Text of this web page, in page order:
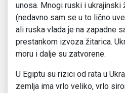
unosa. Mnogi ruski i
(nedavno sam se u to lično
ali ruska vlada je na zapadne
prestankom izvoza žitarica.
moru i dalje su zatvorene.
U Egiptu su rizici od rata u
zemlja ima vrlo veliko, vrlo